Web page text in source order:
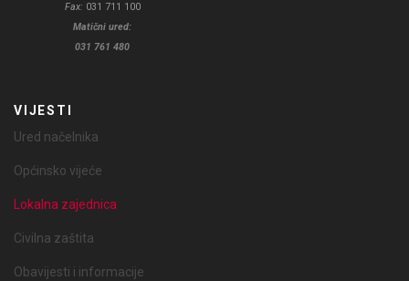
Fax: 031 711 100
Matični ured:
031 761 480
VIJESTI
Ured načelnika
Općinsko vijeće
Lokalna zajednica
Civilna zaštita
Obavijesti i informacije